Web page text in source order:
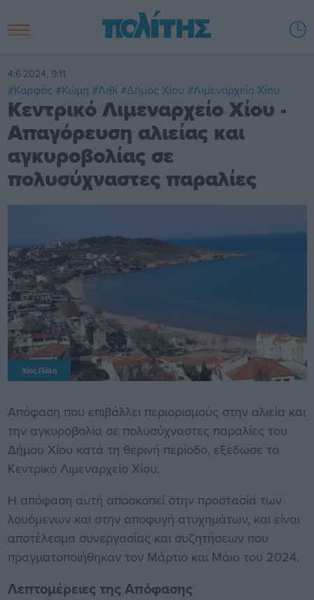
4.6.2024, 9:11
#Καρφάς #Κώμη #Λιθί #Δήμος Χίου #Λιμεναρχείο Χίου
Κεντρικό Λιμεναρχείο Χίου -
Απαγόρευση αλιείας και
αγκυροβολίας σε
πολυσύχναστες παραλίες
Χίος Πόλη
Απόφαση που επιβάλλει περιορισμούς στην αλιεία και
την αγκυροβολία σε πολυσύχναστες παραλίες του
Δήμου Χίου κατά τη θερινή περίοδο, εξέδωσε το
Κεντρικό Λιμεναρχείο Χίου.
Η απόφαση αυτή αποσκοπεί στην προστασία των
λουόμενων και στην αποφυγή ατυχημάτων, και είναι
αποτέλεσμα συνεργασίας και συζητήσεων που
πραγματοποιήθηκαν τον Μάρτιο και Μάιο του 2024.
Λεπτομέρειες της Απόφασης